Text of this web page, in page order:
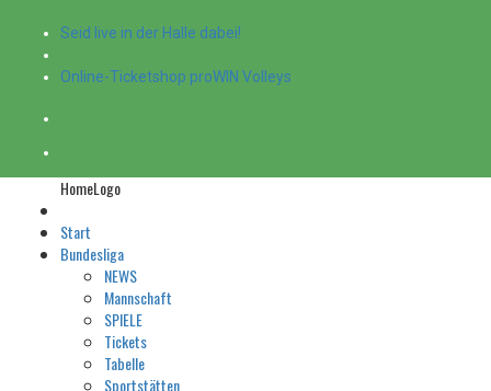
Seid live in der Halle dabei!
Online-Ticketshop proWIN Volleys
HomeLogo
Start
Bundesliga
NEWS
Mannschaft
SPIELE
Tickets
Tabelle
Sportstätten